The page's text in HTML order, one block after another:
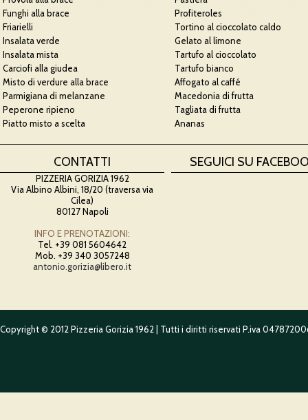
Funghi alla brace
Profiteroles
Friarielli
Tortino al cioccolato caldo
Insalata verde
Gelato al limone
Insalata mista
Tartufo al cioccolato
Carciofi alla giudea
Tartufo bianco
Misto di verdure alla brace
Affogato al caffé
Parmigiana di melanzane
Macedonia di frutta
Peperone ripieno
Tagliata di frutta
Piatto misto a scelta
Ananas
CONTATTI
PIZZERIA GORIZIA 1962
Via Albino Albini, 18/20 (traversa via
Cilea)
80127 Napoli
INFO E PRENOTAZIONI:
Tel. +39 081 5604642
Mob. +39 340 3057248
antonio.gorizia@libero.it
SEGUICI SU
Copyright © 2012 Pizzeria Gorizia 1962 | Tutti i diritti riservati P.iva